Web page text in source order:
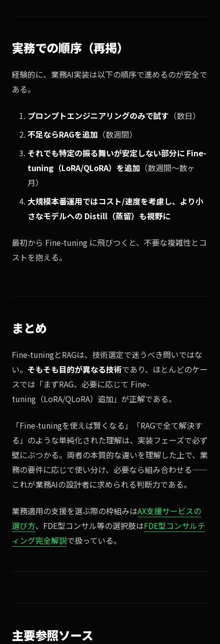
実務での順序（再掲）
経験的に、業務AI実装は以下の順序で進めるのが安全で
ある。
プロンプトエンジニアリングのみで試す （数日）
不足ならRAGを追加 （数週間）
それでも特定の振る舞いが安定しない部分に Fine-
tuning（LoRA/QLoRA）を追加 （数週間〜数ヶ
月）
大規模本番運用ではコスト/速度を考慮し、より小
さなモデルへの Distill（蒸留）も視野に
最初から Fine-tuning に飛びつくと、不要な複雑性とコ
ストを抱える。
まとめ
Fine-tuningとRAGは、技術選定で迷うべき問いではな
い。 そもそも目的が異なる技術であり、ほとんどのケー
スでは「まずRAG、必要に応じて Fine-
tuning（LoRA/QLoRA）追加」が正解である。
「Fine-tuningを使えば賢くなる」「RAGで全て解決す
る」のような単純化された理解は、実装フェーズで必ず
壁にぶつかる。両者の本質的な違いを理解した上で、業
務の要件に応じて使い分け、必要なら組み合わせる——
これが業務AIの設計者に求められる判断力である。
業務適用の支援を選ぶ際の枠組みはAX支援サービスの
選び方、FDE型コンサル等の選択肢はFDE型コンサルテ
ィング完全解説で扱っている。
主要参照ソース